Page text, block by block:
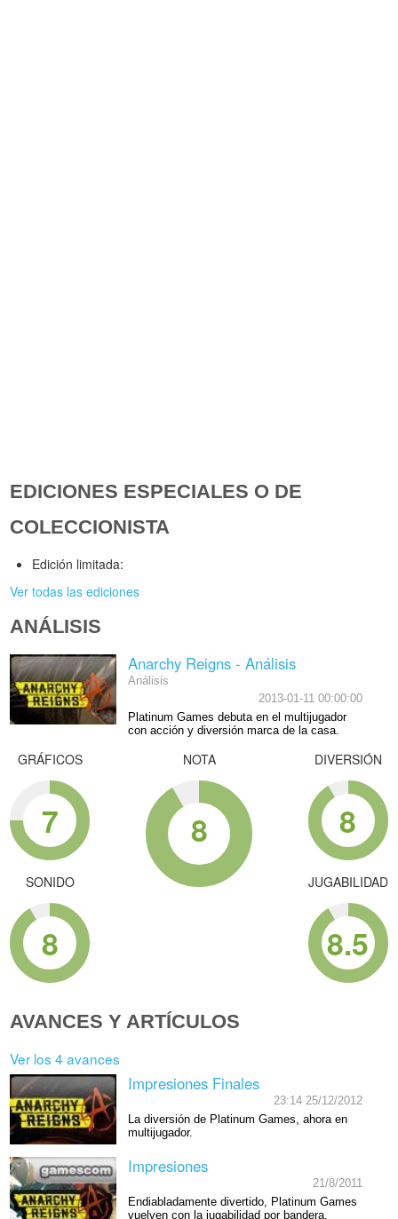
EDICIONES ESPECIALES O DE
COLECCIONISTA
Edición limitada:
Ver todas las ediciones
ANÁLISIS
Anarchy Reigns - Análisis
Análisis
2013-01-11 00:00:00
Platinum Games debuta en el multijugador
con acción y diversión marca de la casa.
GRÁFICOS
7
SONIDO
8
NOTA
8
DIVERSIÓN
8
JUGABILIDAD
8.5
AVANCES Y ARTÍCULOS
Ver los 4 avances
Impresiones Finales
23:14 25/12/2012
La diversión de Platinum Games, ahora en
multijugador.
Impresiones
21/8/2011
Endiabladamente divertido, Platinum Games
vuelven con la jugabilidad por bandera.